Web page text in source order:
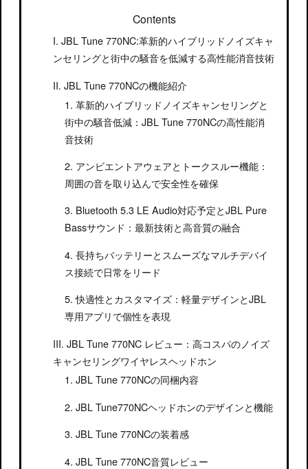
Contents
JBL Tune 770NC:革新的ハイブリッドノイズキャ
ンセリングと街中の騒音を低減する高性能消音技術
JBL Tune 770NCの機能紹介
革新的ハイブリッドノイズキャンセリングと
街中の騒音低減：JBL Tune 770NCの高性能消
音技術
アンビエントアウェアとトークスルー機能：
周囲の音を取り込んで安全性を確保
Bluetooth 5.3 LE Audio対応予定とJBL Pure
Bassサウンド：最新技術と高音質の融合
長持ちバッテリーとスムーズなマルチデバイ
ス接続で日常をリード
快適性とカスタマイズ：軽量デザインとJBL
専用アプリで個性を表現
JBL Tune 770NC レビュー：高コスパのノイズ
キャンセリングワイヤレスヘッドホン
JBL Tune 770NCの同梱内容
JBL Tune770NCヘッドホンのデザインと機能
JBL Tune 770NCの装着感
JBL Tune 770NC音質レビュー